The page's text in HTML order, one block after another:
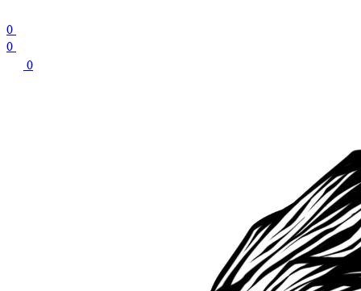
0
0
0